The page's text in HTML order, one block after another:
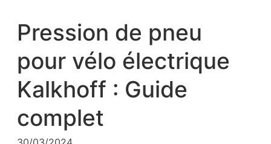
Pression de pneu
pour vélo électrique
Kalkhoff : Guide
complet